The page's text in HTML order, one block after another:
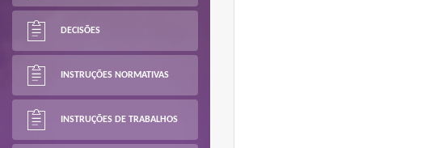
DECISÕES
INSTRUÇÕES NORMATIVAS
INSTRUÇÕES DE TRABALHOS